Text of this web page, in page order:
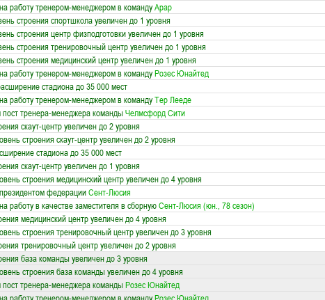
работу тренером-менеджером в командуАрар
строения спортшкола увеличен до 1 уровня
строения центр физподготовки увеличен до 1 уровня
строения тренировочный центр увеличен до 1 уровня
строения медицинский центр увеличен до 1 уровня
работу тренером-менеджером в командуРозес Юнайтед
стадиона до 35 000 мест
работу тренером-менеджером в командуТер Лееде
пост тренера-менеджера командыЧелмсфорд Сити
скаут-центр увеличен до 2 уровня
строения скаут-центр увеличен до 2 уровня
стадиона до 35 000 мест
скаут-центр увеличен до 1 уровня
строения медицинский центр увеличен до 4 уровня
федерацииСент-Люсия
работу в качестве заместителя в сборнуюСент-Люсия (юн., 78 сезон)
медицинский центр увеличен до 4 уровня
строения тренировочный центр увеличен до 3 уровня
тренировочный центр увеличен до 2 уровня
база команды увеличен до 3 уровня
строения база команды увеличен до 4 уровня
пост тренера-менеджера команды Розес Юнайтед